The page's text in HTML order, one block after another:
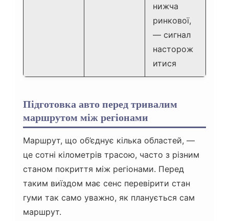
нижча
ринкової,
— сигнал
насторож
итися
Підготовка авто перед тривалим
маршрутом між регіонами
Маршрут, що об’єднує кілька областей, —
це сотні кілометрів трасою, часто з різним
станом покриття між регіонами. Перед
таким виїздом має сенс перевірити стан
гуми так само уважно, як планується сам
маршрут.